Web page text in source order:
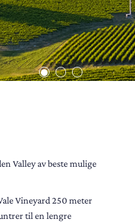
Valley av beste mulige
Vineyard 250 meter
til en lengre